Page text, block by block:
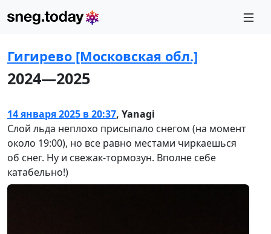
Гигирево [Московская обл.]
2024—2025
14 января 2025 в 20:37, Yanagi
Слой льда неплохо присыпало снегом (на момент
около 19:00), но все равно местами чиркаешься
об снег. Ну и свежак-тормозун. Вполне себе
катабельно!)